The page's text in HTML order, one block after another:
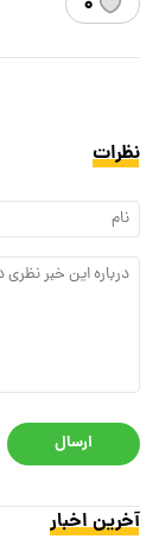
نظرات
ارسال
آخرین اخبار